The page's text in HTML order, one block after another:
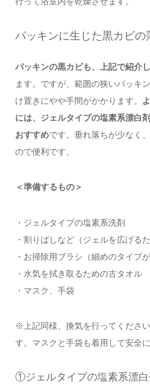
パッキンに生じた黒カビの
パッキンの黒カビも、上記で紹介
ます。ですが、範囲の狭いパッキ
け置きにやや手間がかかります。
には、ジェルタイプの塩素系漂白
おすすめです。垂れ落ちが少なく
ので便利です。
＜準備するもの＞
・ジェルタイプの塩素系洗剤
・割りばしなど（ジェルを広げる
・お掃除用ブラシ（細めのタイプ
・水気を拭き取るための古タオル
・マスク、手袋
※上記同様、換気を行ってくださ
す。マスクと手袋も着用して安全
①ジェルタイプの塩素系漂白